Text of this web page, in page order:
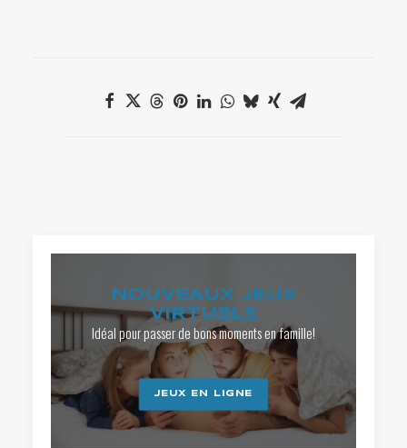
NOUVEAUX JEUX
VIRTUELS
Idéal pour passer de bons moments en famille!
JEUX EN LIGNE